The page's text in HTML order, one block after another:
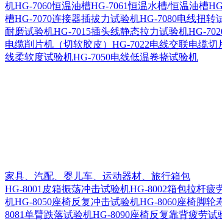
机HG-7060恒温油槽HG-7061恒温水槽/恒温油槽
槽HG-7070连接器插拔力试验机HG-7080电线扭转
耐磨试验机HG-7015插头线静态拉力试验机HG-
电缆削片机（切软胶皮） HG-7022电线交联电缆切
线柔软度试验机HG-7050电线低温卷挠试验机
家具、汽配、婴儿车、运动器材、旅行箱包
HG-8001皮箱振荡冲击试验机HG-8002箱包拉杆疲
机HG-8050座椅反复冲击试验机HG-8060座椅脚轮
8081单臂跌落试验机HG-8090座椅反复靠背疲劳试